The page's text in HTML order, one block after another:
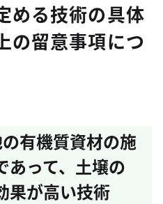
める技術の具体
の留意事項につ
有機質資材の施
あって、土壌の
果が高い技術